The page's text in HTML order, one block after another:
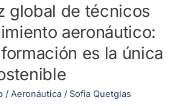
global de técnicos
aeronáutico:
es la única
/ Aeronáutica / Sofia Quetglas